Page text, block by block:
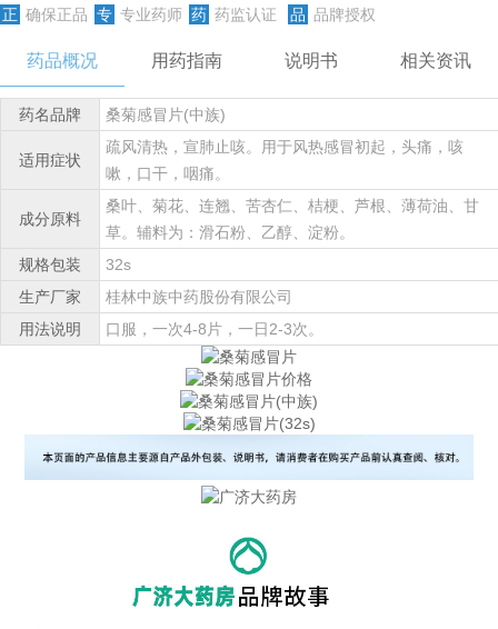
正 确保正品 专 专业药师 药 药监认证 品 品牌授权
药品概况 用药指南 说明书 相关资讯
药名品牌 桑菊感冒片(中族)
适用症状
疏风清热，宣肺止咳。用于风热感冒初起，头痛，咳
嗽，口干，咽痛。
成分原料
桑叶、菊花、连翘、苦杏仁、桔梗、芦根、薄荷油、甘
草。辅料为：滑石粉、乙醇、淀粉。
规格包装
32s
生产厂家
桂林中族中药股份有限公司
用法说明
口服，一次4-8片，一日2-3次。